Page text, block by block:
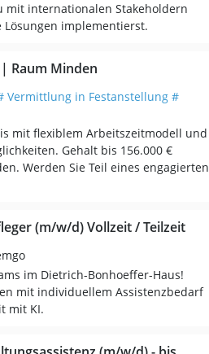
mit internationalen Stakeholdern
implementierst.
Raum Minden
Vermittlung in Festanstellung #
mit flexiblem Arbeitszeitmodell und
Gehalt bis 156.000 €
Werden Sie Teil eines engagierten
(m/w/d) Vollzeit / Teilzeit
im Dietrich-Bonhoeffer-Haus!
mit individuellem Assistenzbedarf
mit KI.